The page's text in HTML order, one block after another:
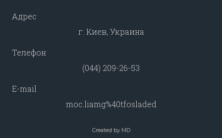
Адрес
г. Киев, Украина
Телефон
(044) 209-26-53
E-mail
moc.liamg%40tfosladed
Created by MD